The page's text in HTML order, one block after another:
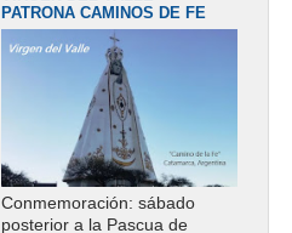
PATRONA CAMINOS DE FE
Conmemoración: sábado
posterior a la Pascua de